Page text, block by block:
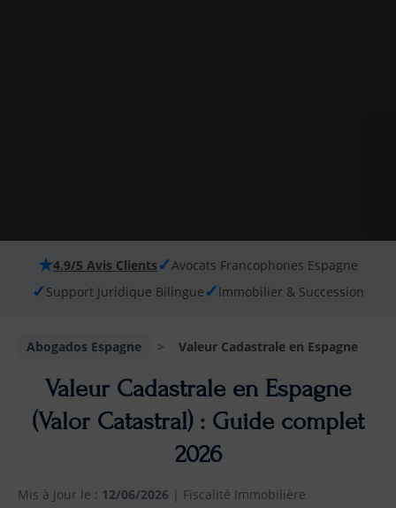
★4.9/5 Avis Clients ✓ Avocats Francophones Espagne
✓ Support Juridique Bilingue ✓ Immobilier & Succession
Abogados Espagne > Valeur Cadastrale en Espagne
Valeur Cadastrale en Espagne
(Valor Catastral) : Guide complet
2026
Mis à jour le : 12/06/2026 | Fiscalité Immobilière